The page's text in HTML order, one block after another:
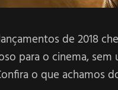
de 2018
para o cinema,
o que achamos